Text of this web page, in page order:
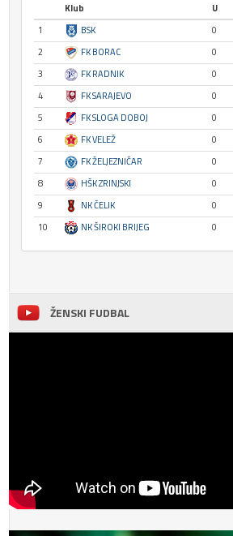
Klub U
1
BSK 0
2
FK BORAC 0
3
FK RADNIK 0
4
FK SARAJEVO 0
5
FK SLOGA DOBOJ 0
6
FK VELEŽ 0
7
FK ŽELJEZNIČAR 0
8
HŠK ZRINJSKI 0
9
NK ČELIK 0
10
NK ŠIROKI BRIJEG 0
ŽENSKI FUDBAL